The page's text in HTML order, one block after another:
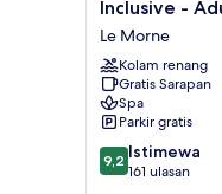
Mauritius
-
All
Inclusive
-
Adults
Only
Inclusive -
Le Morne
Kolam renang
Gratis Sarapan
Spa
Parkir gratis
9.2
dari
9,2 Istimewa
161 ulasan